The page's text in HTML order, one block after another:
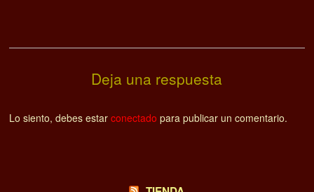
Deja una respuesta
Lo siento, debes estarconectado para publicar un comentario.